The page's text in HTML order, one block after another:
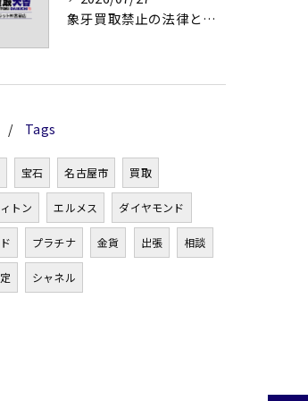
象牙買取禁止の法律と背景解説
Tags
宝石 名古屋市 買取
トン エルメス ダイヤモンド
プラチナ 金貨 出張 相談
シャネル